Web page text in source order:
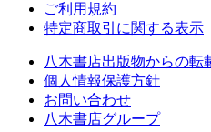
ご利用規約
特定商取引に関する表示
八木書店出版物からの転
個人情報保護方針
お問い合わせ
八木書店グループ